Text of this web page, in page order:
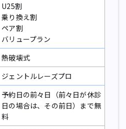
U25割
乗り換え割
ペア割
バリュープラン
熱破壊式
ジェントルレーズプロ
予約日の前々日（前々日が休診
日の場合は、その前日）まで無
料